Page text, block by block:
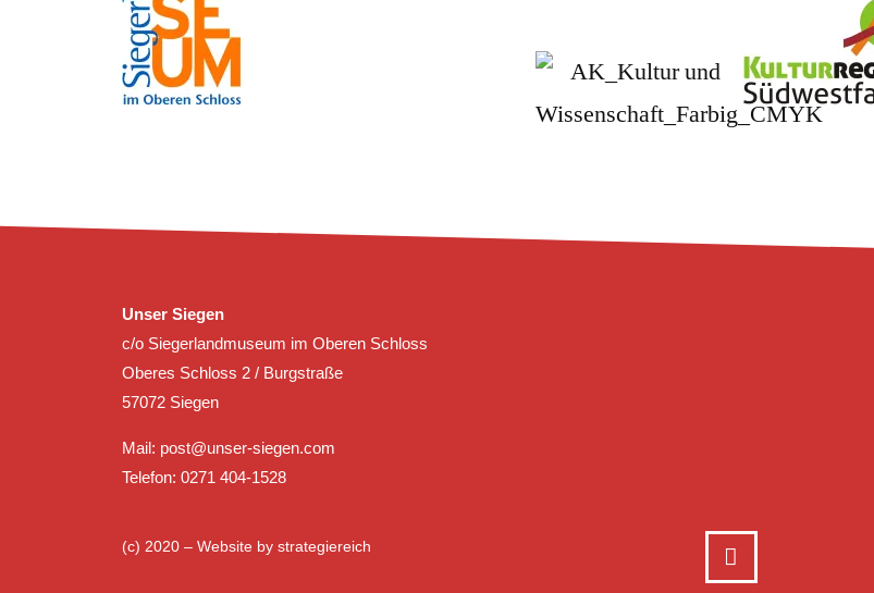
Unser Siegen
c/o Siegerlandmuseum im Oberen Schloss
Oberes Schloss 2 / Burgstraße
57072 Siegen
Mail: post@unser-siegen.com
Telefon: 0271 404-1528
(c) 2020 – Website by strategiereich